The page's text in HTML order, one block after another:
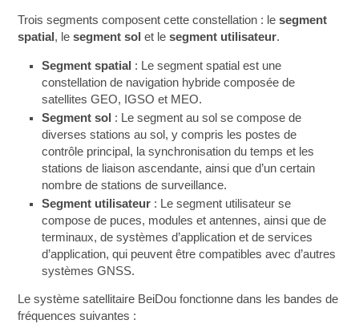
Trois segments composent cette constellation : lesegment
spatial , lesegment sol et lesegment utilisateur.
Segment spatial : Le segment spatial est une
constellation de navigation hybride composée de
satellites GEO, IGSO et MEO.
Segment sol : Le segment au sol se compose de
diverses stations au sol, y compris les postes de
contrôle principal, la synchronisation du temps et les
stations de liaison ascendante, ainsi que d’un certain
nombre de stations de surveillance.
Segment utilisateur : Le segment utilisateur se
compose de puces, modules et antennes, ainsi que de
terminaux, de systèmes d’application et de services
d’application, qui peuvent être compatibles avec d’autres
systèmes GNSS.
Le système satellitaire BeiDou fonctionne dans les bandes de
fréquences suivantes :